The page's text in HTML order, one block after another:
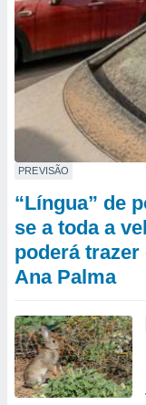
PREVISÃO
“Língua” de
se a toda a
poderá
Ana Palma